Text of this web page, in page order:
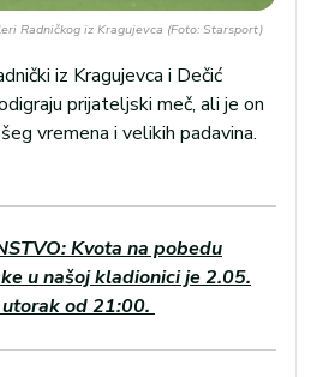
Radničkog iz Kragujevca (Foto: Starsport)
iz Kragujevca i Dečić
prijateljski meč, ali je on
vremena i velikih padavina.
Kvota na pobedu
u našoj kladionici je 2.05.
od 21:00.